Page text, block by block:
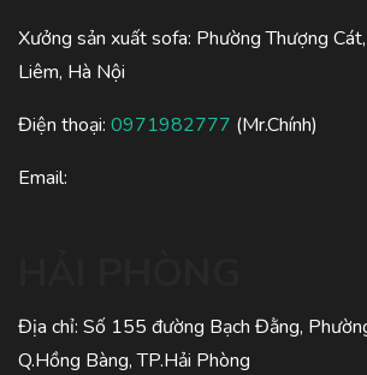
Xưởng sản xuất sofa: Phường Thượng
Liêm, Hà Nội
Điện thoại: 0971982777 (Mr.Chính)
Email:
Địa chỉ: Số 155 đường Bạch Đằng,
Q.Hồng Bàng, TP.Hải Phòng